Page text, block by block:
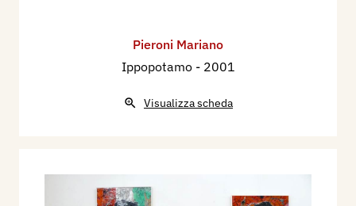
Pieroni Mariano
Ippopotamo - 2001
Visualizza scheda